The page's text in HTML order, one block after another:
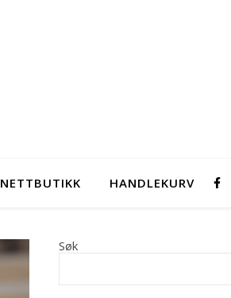
NETTBUTIKK HANDLEKURV
Søk